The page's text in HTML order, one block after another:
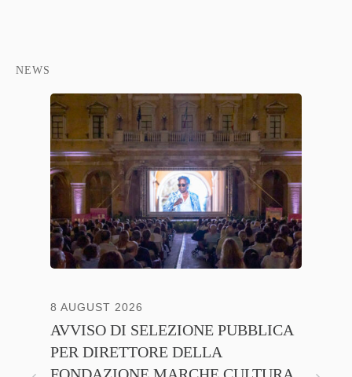
NEWS
8 AUGUST 2026
AVVISO DI SELEZIONE PUBBLICA
PER DIRETTORE DELLA